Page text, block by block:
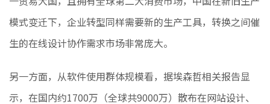
模式变迁下，企业转型同样需要新的生产工具，转换之间催
生的在线设计协作需求市场非常庞大。
另一方面，从软件使用群体规模看，据埃森哲相关报告显
示，在国内约1700万（全球共9000万）散布在网站设计、